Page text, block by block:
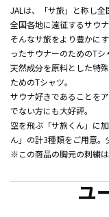
JALは、「サ旅」と称し全
全国各地に遠征するサウナ
そんなサ旅をより豊かに
ったサウナーのためのTシ
天然成分を原料とした特
ためのTシャツ。
サウナ好きであることを
でない方にも大好評。
空を飛ぶ「サ旅くん」に
ん」の計3種類をご用意。
※この商品の胸元の刺繍は
ユ